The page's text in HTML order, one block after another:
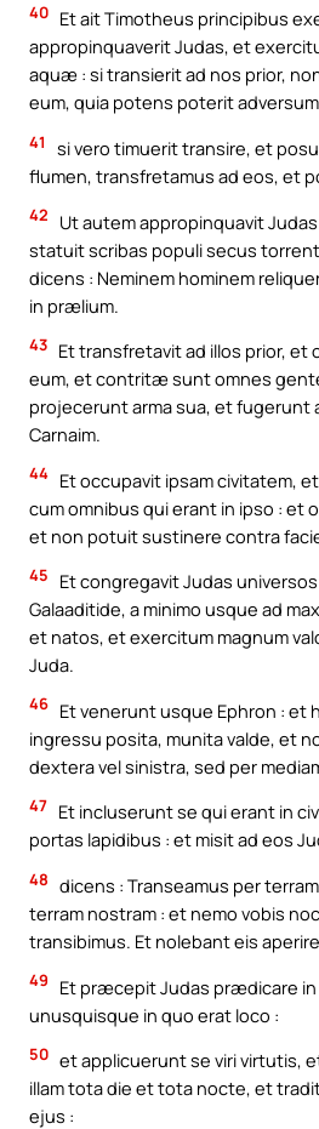
40 Et ait Timotheus principibus
appropinquaverit Judas, et
aquæ : si transierit ad nos prior,
eum, quia potens poterit
41
si vero timuerit transire, et
flumen, transfretamus ad eos, et
42
Ut autem appropinquavit
statuit scribas populi secus
dicens : Neminem hominem
in prælium.
43 Et transfretavit ad illos prior, et
eum, et contritæ sunt omnes
projecerunt arma sua, et fugerunt
Carnaim.
44 Et occupavit ipsam civitatem,
cum omnibus qui erant in ipso : et
et non potuit sustinere contra
45
Et congregavit Judas
Galaaditide, a minimo usque ad
et natos, et exercitum magnum
Juda.
46 Et venerunt usque Ephron : et
ingressu posita, munita valde, et
dextera vel sinistra, sed per
47 Et incluserunt se qui erant in
portas lapidibus : et misit ad eos
48 dicens : Transeamus per
terram nostram : et nemo vobis
transibimus. Et nolebant eis
49
Et præcepit Judas prædicare
unusquisque in quo erat loco :
50 et applicuerunt se viri virtutis,
illam tota die et tota nocte, et
ejus :